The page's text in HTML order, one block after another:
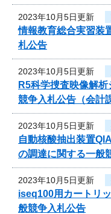
2023年10月5日更新
情報教育総合実習装
札公告
2023年10月5日更新
R5科学捜査映像解
競争入札公告（会計
2023年10月5日更新
自動核酸抽出装置
の調達に関する一般
2023年10月5日更新
iseq100用カートリ
般競争入札公告